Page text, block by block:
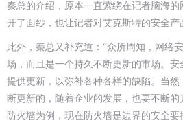
秦总的介绍，原本一直萦绕在记者脑海
开了面纱，也让记者对艾克斯特的安全产
此外，秦总又补充道：“众所周知，网络
场，而且是一个持久不断更新的市场。
提供更新，以弥补各种各样的缺陷。当
断更新的，随着企业的发展，也要不断
防火墙为例，现在防火墙是边界的安全